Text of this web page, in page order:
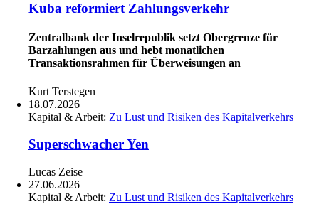
Kuba reformiert Zahlungsverkehr
Zentralbank der Inselrepublik setzt Obergrenze für
Barzahlungen aus und hebt monatlichen
Transaktionsrahmen für Überweisungen an
Kurt Terstegen
18.07.2026
Kapital & Arbeit: Zu Lust und Risiken des Kapitalverkehrs
Superschwacher Yen
Lucas Zeise
27.06.2026
Kapital & Arbeit: Zu Lust und Risiken des Kapitalverkehrs